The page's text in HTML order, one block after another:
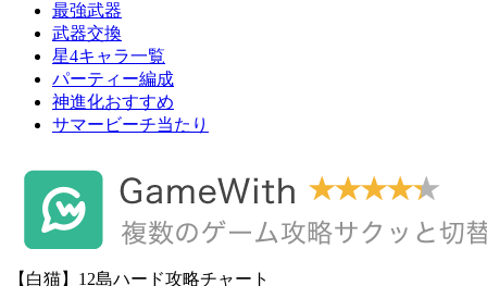
最強武器
武器交換
星4キャラ一覧
パーティー編成
神進化おすすめ
サマービーチ当たり
【白猫】12島ハード攻略チャート